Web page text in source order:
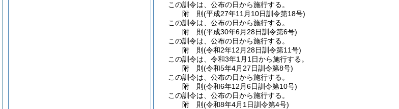
この訓令は、公布の日から施行する。
附 則(平成27年11月10日訓令第18号)
この訓令は、公布の日から施行する。
附 則(平成30年6月28日訓令第6号)
この訓令は、公布の日から施行する。
附 則(令和2年12月28日訓令第11号)
この訓令は、令和3年1月1日から施行する。
附 則(令和5年4月27日訓令第8号)
この訓令は、公布の日から施行する。
附 則(令和6年12月6日訓令第10号)
この訓令は、公布の日から施行する。
附 則(令和8年4月1日訓令第4号)